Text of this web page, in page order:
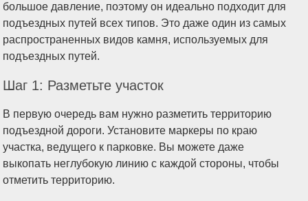
большое давление, поэтому он идеально подходит для
подъездных путей всех типов. Это даже один из самых
распространенных видов камня, используемых для
подъездных путей.
Шаг 1: Разметьте участок
В первую очередь вам нужно разметить территорию
подъездной дороги. Установите маркеры по краю
участка, ведущего к парковке. Вы можете даже
выкопать неглубокую линию с каждой стороны, чтобы
отметить территорию.